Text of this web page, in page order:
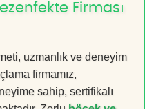
Firması
uzmanlık ve deneyim
firmamız,
sahip, sertifikalı